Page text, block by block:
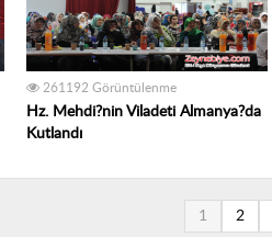
261192 Görüntülenme
Hz. Mehdi?nin Viladeti Almanya?da
Kutlandı
1 2